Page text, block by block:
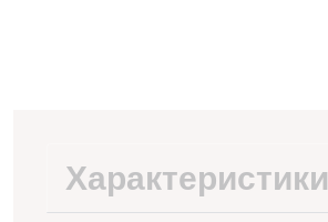
Характеристики